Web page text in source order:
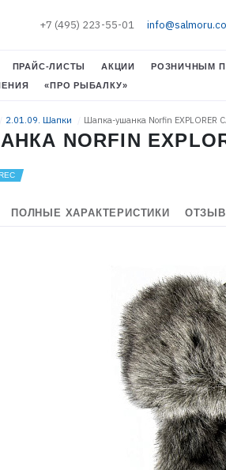
+7 (495) 223-55-01
ПРАЙС-ЛИСТЫ АКЦИИ
РОЗНИЧНЫМ
«ПРО РЫБАЛКУ»
2.01.09. Шапки Шапка-ушанка Norfin EXPLORER
NORFIN
ПОЛНЫЕ ХАРАКТЕРИСТИКИ